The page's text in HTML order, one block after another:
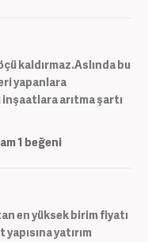
kaldırmaz.Aslında bu
yapanlara
arıtma şartı
1 beğeni
en yüksek birim fiyatı
yatırım